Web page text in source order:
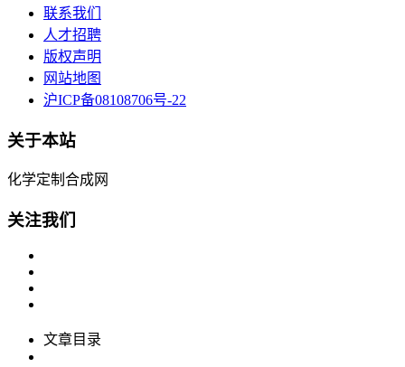
联系我们
人才招聘
版权声明
网站地图
沪ICP备08108706号-22
关于本站
化学定制合成网
关注我们
文章目录